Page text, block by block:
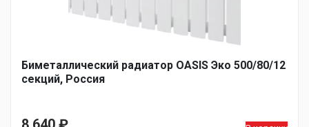
Биметаллический радиатор OASIS Эко 500/80/12
секций, Россия